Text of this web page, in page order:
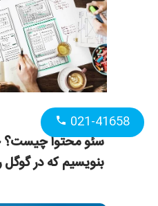
8 دی 1398
سئو محتوا چیست؟
بنویسیم که در گوگل
021-41658